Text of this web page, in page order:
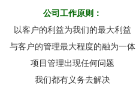
公司工作原则：
以客户的利益为我们的最大利益
与客户的管理最大程度的融为一体
项目管理出现任何问题
我们都有义务去解决